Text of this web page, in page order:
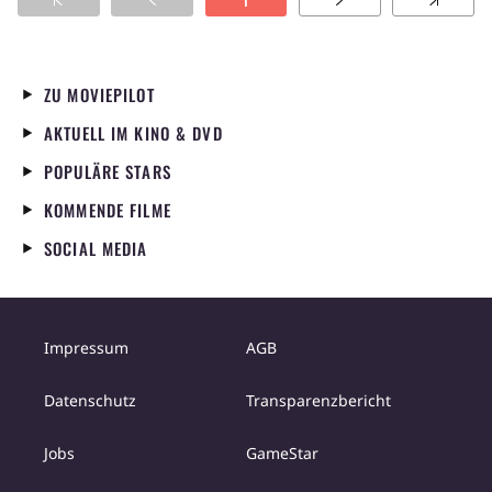
finden die Beamten darin Drogen, und Kat
Gefängnis mit der zum Tode verurteilten
Anwalt mit den Behörden, um sie wieder auf
freien Fuß zu bekommen.
ZU MOVIEPILOT
AKTUELL IM KINO & DVD
POPULÄRE STARS
KOMMENDE FILME
SOCIAL MEDIA
Impressum AGB
Datenschutz Transparenzbericht
Jobs GameStar